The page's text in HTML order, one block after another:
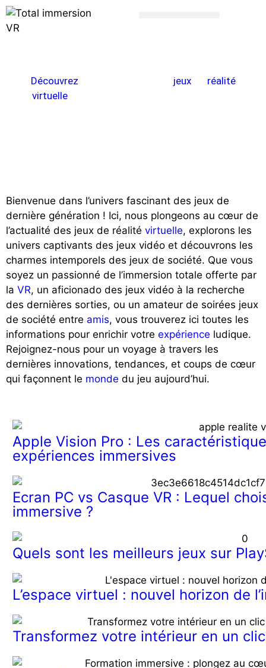
Découvrez jeuxde réalité
virtuelle, ainsi que les dernières tendances en
Bienvenue dans l’univers fascinant des jeux de
dernière génération ! Ici, nous plongeons au cœur de
l’actualité des jeux de réalité virtuelle, explorons les
univers captivants des jeux vidéo et découvrons les
charmes intemporels des jeux de société. Que vous
soyez un passionné de l’immersion totale offerte par
la VR, un aficionado des jeux vidéo à la recherche
des dernières sorties, ou un amateur de soirées jeux
de société entre amis, vous trouverez ici toutes les
informations pour enrichir votre expérience ludique.
Rejoignez-nous pour un voyage à travers les
dernières innovations, tendances, et coups de cœur
qui façonnent le monde du jeu aujourd’hui.
Apple Vision Pro : Les
expériences immersives
Ecran PC vs Casque VR : Lequel
immersive ?
Quels sont les meilleurs jeux sur
L’espace virtuel : nouvel horizon de
Transformez votre intérieur en un